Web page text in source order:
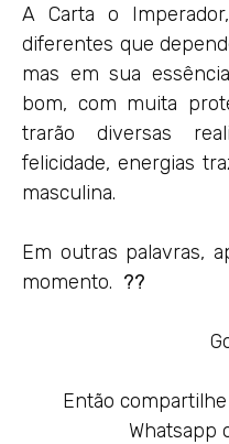
A Carta o
diferentes que
mas em sua
bom, com muita
trarão diversas
felicidade, energias
masculina.
Em outras palavras,
momento. ??
Então
Whatsapp